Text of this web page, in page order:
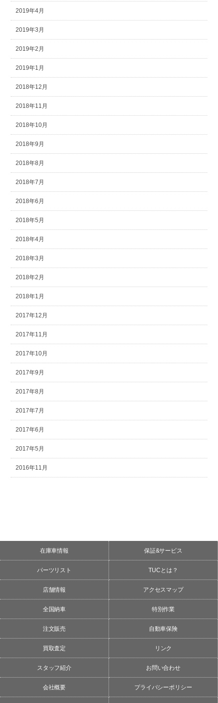
2019年4月
2019年3月
2019年2月
2019年1月
2018年12月
2018年11月
2018年10月
2018年9月
2018年8月
2018年7月
2018年6月
2018年5月
2018年4月
2018年3月
2018年2月
2018年1月
2017年12月
2017年11月
2017年10月
2017年9月
2017年8月
2017年7月
2017年6月
2017年5月
2016年11月
在庫車情報 保証&サービス
パーツリスト TUCとは？
店舗情報 アクセスマップ
全国納車 特別作業
注文販売 自動車保険
買取査定 リンク
スタッフ紹介 お問い合わせ
会社概要 プライバシーポリシー